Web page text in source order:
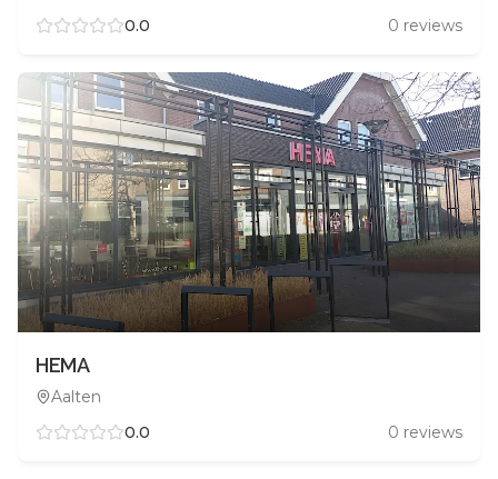
0.0
0 reviews
HEMA
Aalten
0.0
0 reviews